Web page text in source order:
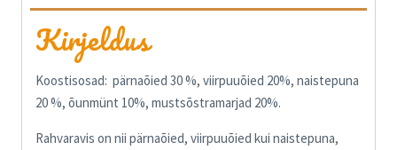
Kirjeldus
Koostisosad: pärnaõied 30 %, viirpuuõied 20%, naistepuna
20 %, õunmünt 10%, mustsõstramarjad 20%.
Rahvaravis on nii pärnaõied, viirpuuõied kui naistepuna,